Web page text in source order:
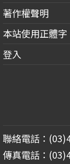
著作權聲明
本站使用正體字
登入
聯絡電話：
傳真電話：